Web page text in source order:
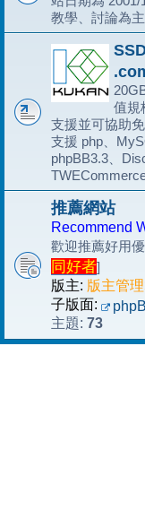
教學、討論為主
值規
支援並可協助
支援 php、
phpBB3.3、
推薦網站
Recommend
歡迎推薦好用
同好者]
版主: 版主管
子版面:
主題: 73